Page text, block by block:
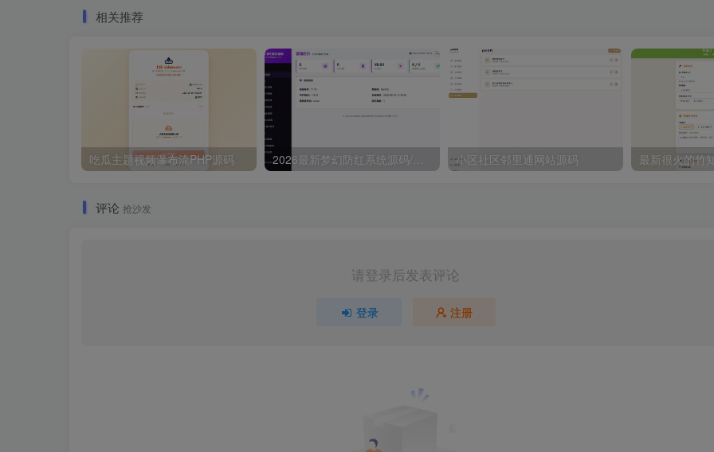
相关推荐
吃瓜主题视频瀑布流PHP源码 2026最新梦幻防红系统源码/支持抖音圆码 小区社区邻里通网站源码
评论 抢沙发
请登录后发表评论
登录 注册